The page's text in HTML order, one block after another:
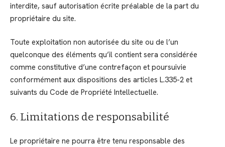
interdite, sauf autorisation écrite préalable de la part du
propriétaire du site.
Toute exploitation non autorisée du site ou de l’un
quelconque des éléments qu’il contient sera considérée
comme constitutive d’une contrefaçon et poursuivie
conformément aux dispositions des articles L.335-2 et
suivants du Code de Propriété Intellectuelle.
6. Limitations de responsabilité
Le propriétaire ne pourra être tenu responsable des